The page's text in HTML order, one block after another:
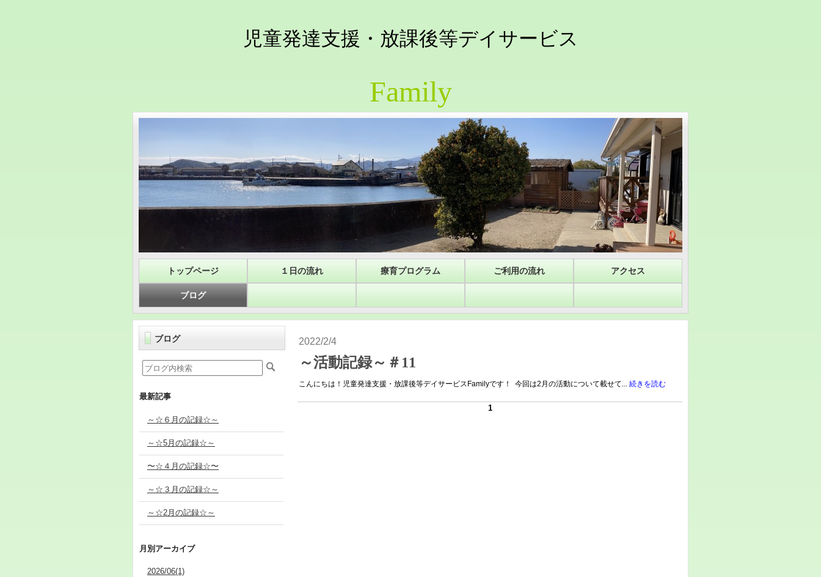
児童発達支援・放課後等デイサービス
Family
トップページ １日の流れ 療育プログラム ご利用の流れ アクセス
ブログ
2022/2/4
～活動記録～＃11
こんにちは！児童発達支援・放課後等デイサービスFamilyです！ 今回は2月の活動について載せて... 続きを読む
1
ブログ
最新記事
～☆６月の記録☆～
～☆5月の記録☆～
〜☆４月の記録☆〜
～☆３月の記録☆～
～☆2月の記録☆～
月別アーカイブ
2026/06(1)